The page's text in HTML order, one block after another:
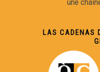
une
LAS CADENAS